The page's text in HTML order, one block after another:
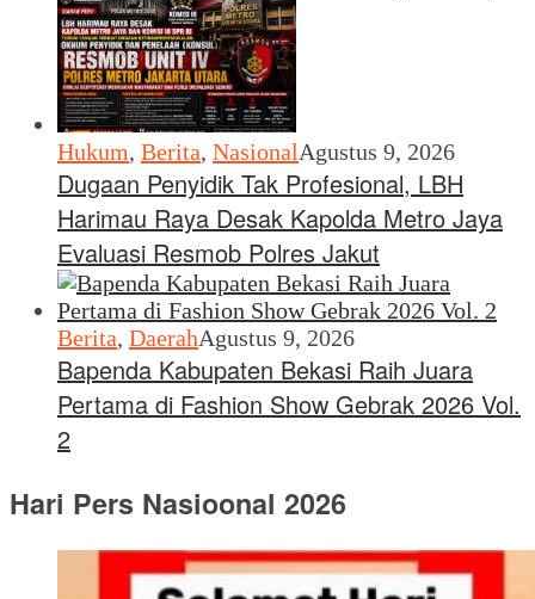
Hukum, Berita, NasionalAgustus 9, 2026
Dugaan Penyidik Tak Profesional, LBH
Harimau Raya Desak Kapolda Metro Jaya
Evaluasi Resmob Polres Jakut
Berita, DaerahAgustus 9, 2026
Bapenda Kabupaten Bekasi Raih Juara
Pertama di Fashion Show Gebrak 2026 Vol.
2
Hari Pers Nasioonal 2026